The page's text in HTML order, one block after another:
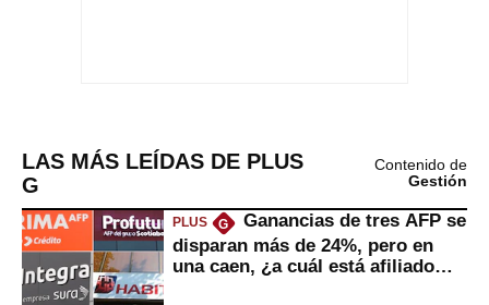
LAS MÁS LEÍDAS DE PLUS
G
Contenido de
Gestión
PLUS G
Ganancias de tres AFP se
disparan más de 24%, pero en
una caen, ¿a cuál está afiliado